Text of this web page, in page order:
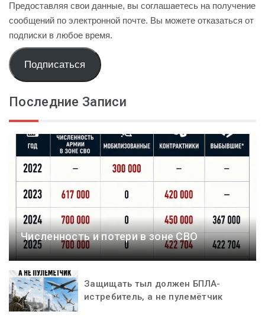
Предоставляя свои данные, вы соглашаетесь на получение
сообщений по электронной почте. Вы можете отказаться от
подписки в любое время.
Подписаться
Последние Записи
Численность и потери в зоне СВО
Защищать тыл должен БПЛА-
истребитель, а не пулемётчик